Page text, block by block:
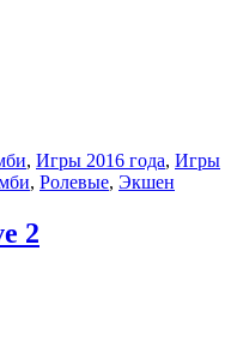
, Игры 2016 года, Игры
, Ролевые, Экшен
2